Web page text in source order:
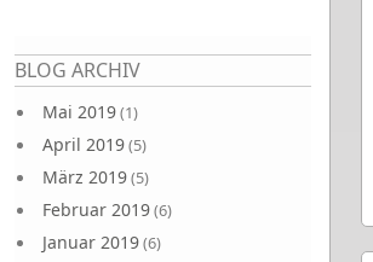
BLOG ARCHIV
Mai 2019(1)
April 2019(5)
März 2019(5)
Februar 2019(6)
Januar 2019(6)
Seiten